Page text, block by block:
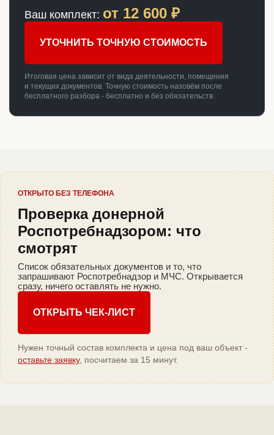
Ваш комплект: от 12 600 ₽
УТОЧНИТЬ ТОЧНУЮ СТОИМОСТЬ
Итоговая цена зависит от вида деятельности, помещения
и текущих документов. Точную стоимость назовём после
бесплатного разбора - бесплатно и без обязательств.
ОТКРЫТО БЕЗ ТЕЛЕФОНА
Проверка донерной
Роспотребнадзором: что
смотрят
Список обязательных документов и то, что
запрашивают Роспотребнадзор и МЧС. Открывается
сразу, ничего оставлять не нужно.
ОТКРЫТЬ ЧЕК-ЛИСТ
Нужен точный состав комплекта и цена под ваш объект -
оставьте заявку, посчитаем за 15 минут.